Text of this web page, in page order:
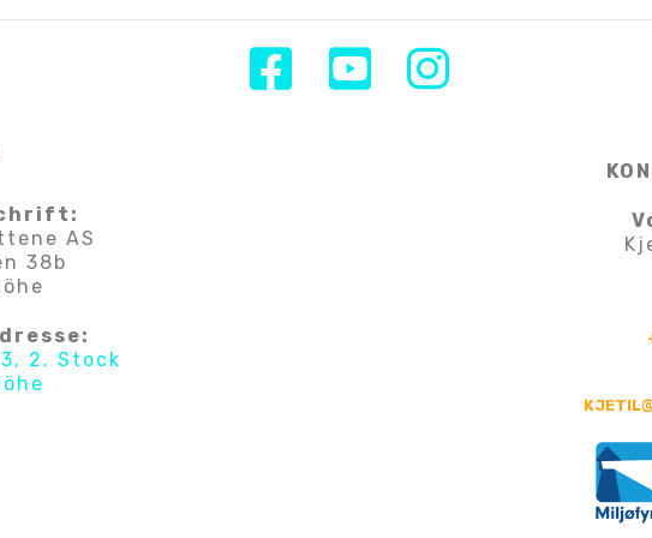
AS
38b
2. Stock